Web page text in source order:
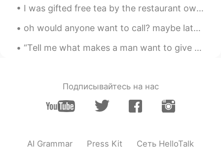
JP EN
ビーフサンドは私はお店でしか食べられな
いよ！笑
今日の昼食んに、昨日のバーベキュー
で焼いたローストビーフでローストビ
ーフサンドを作った
焼いたローストビーフでローストビー
フサンドを作った
I was gifted free tea by the restaurant owner but finishing it was a mistake 6:32am and I am st...
oh would anyone want to call? maybe later or now? I want to not be shy anymore so I ask to call ...
“Tell me what makes a man want to give you all his heart Smile when you're around and cry when yo...
Подписывайтесь на нас
AI Grammar Press Kit Сеть HelloTalk